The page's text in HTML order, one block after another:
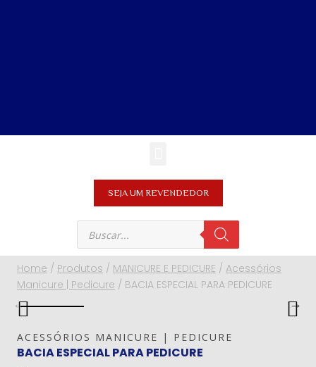
SEJA UM REVENDEDOR
Home / Produtos / MANICURE E PEDICURE / Acessórios
Manicure | Pedicure / BACIA ESPECIAL PARA PEDICURE
ACESSÓRIOS MANICURE | PEDICURE
BACIA ESPECIAL PARA PEDICURE